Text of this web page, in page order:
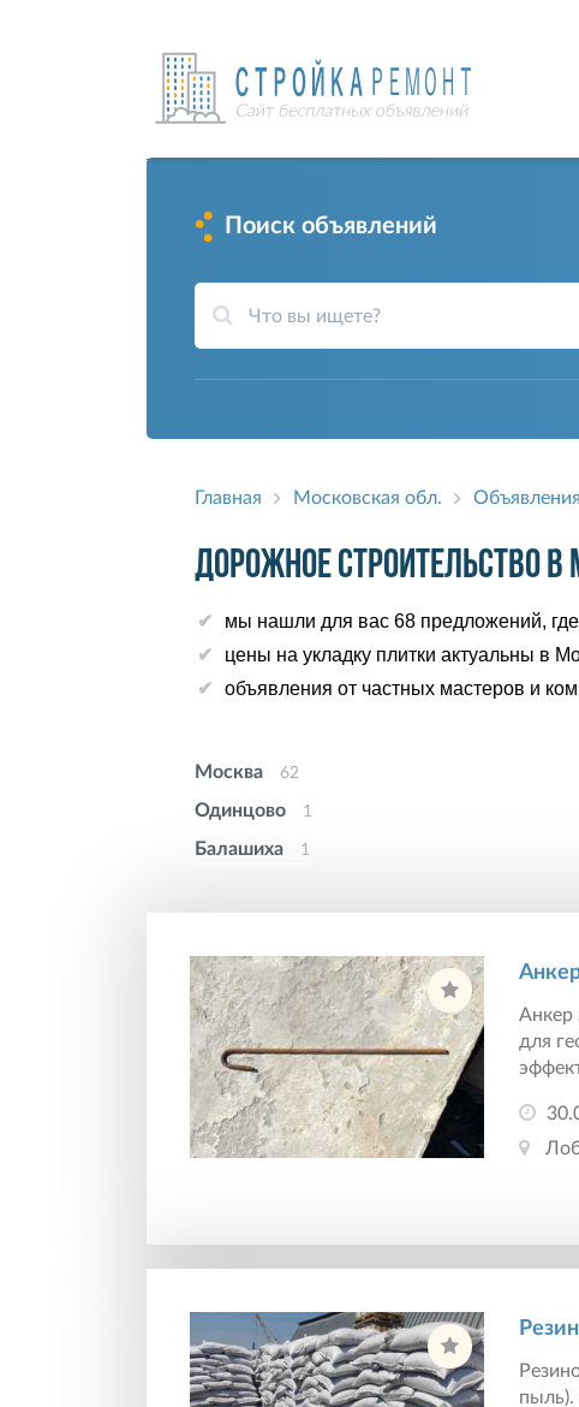
Поиск объявлений
Главная Московская обл.
Дорожное строительство
мы нашли для вас 68 предложений,
цены на укладку плитки актуальны в
объявления от частных мастеров и
Москва 62
Одинцово 1
Балашиха 1
Анкер
для
пыль).